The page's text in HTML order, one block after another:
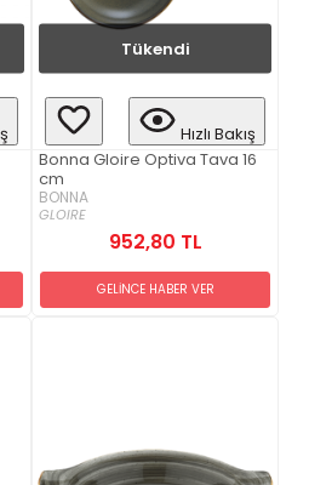
Tükendi
Hızlı Bakış
Bonna Gloire Optiva Tava 16
cm
BONNA
GLOIRE
952,80 TL
GELİNCE HABER VER